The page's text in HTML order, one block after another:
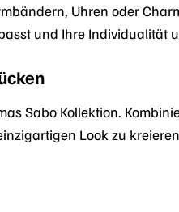
Uhren oder
und Ihre Individualität
Sabo Kollektion.
Look zu